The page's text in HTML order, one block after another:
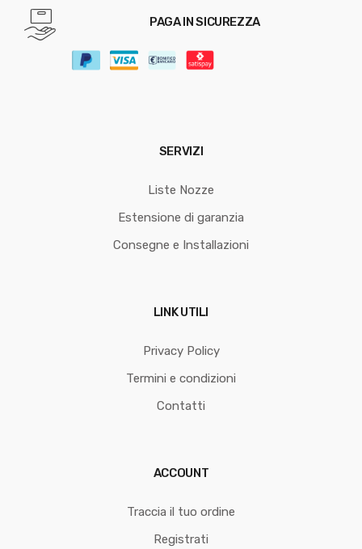
PAGA IN SICUREZZA
SERVIZI
Liste Nozze
Estensione di garanzia
Consegne e Installazioni
LINK UTILI
Privacy Policy
Termini e condizioni
Contatti
ACCOUNT
Traccia il tuo ordine
Registrati